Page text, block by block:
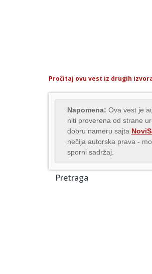
Pročitaj ovu vest iz drugih
Napomena: Ova vest je
niti proverena od strane
dobru nameru sajta
nečija autorska prava -
sporni sadržaj.
Pretraga